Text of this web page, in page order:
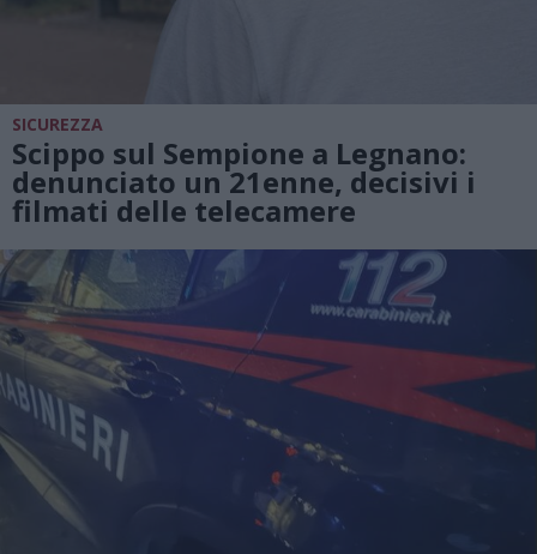
SICUREZZA
Scippo sul Sempione a Legnano:
denunciato un 21enne, decisivi i
filmati delle telecamere